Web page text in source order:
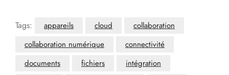
Tags: appareils cloud
collaboration
collaboration numérique
connectivité
documents
fichiers intégration